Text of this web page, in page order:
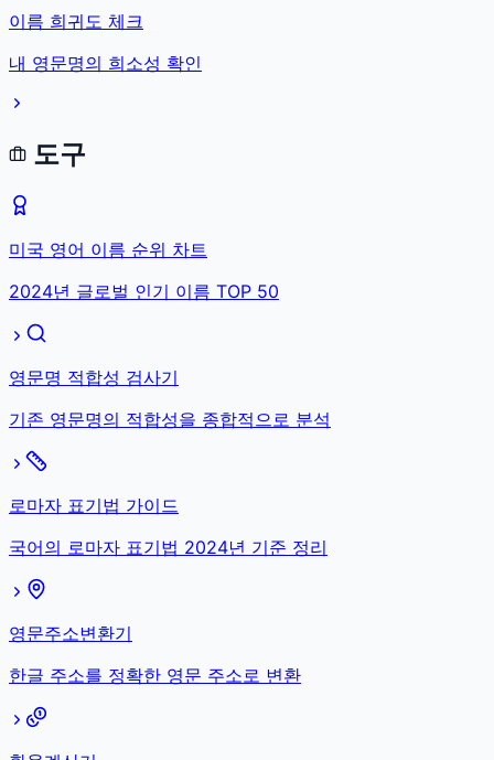
이름 희귀도 체크
내 영문명의 희소성 확인
도구
미국 영어 이름 순위 차트
2024년 글로벌 인기 이름 TOP 50
영문명 적합성 검사기
기존 영문명의 적합성을 종합적으로 분석
로마자 표기법 가이드
국어의 로마자 표기법 2024년 기준 정리
영문주소변환기
한글 주소를 정확한 영문 주소로 변환